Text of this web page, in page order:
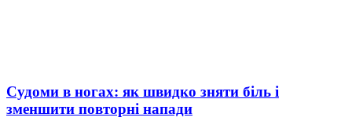
Судоми в ногах: як швидко зняти біль і
зменшити повторні напади